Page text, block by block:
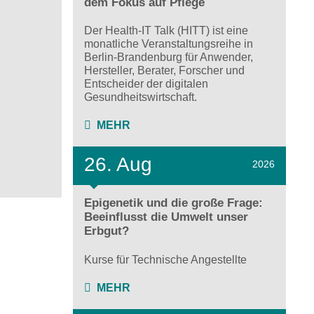
Der Health-IT Talk (HITT) ist eine
monatliche Veranstaltungsreihe in
Berlin-Brandenburg für Anwender,
Hersteller, Berater, Forscher und
Entscheider der digitalen
Gesundheitswirtschaft.
MEHR
26. Aug 2026
Epigenetik und die große Frage:
Beeinflusst die Umwelt unser
Erbgut?
Kurse für Technische Angestellte
MEHR